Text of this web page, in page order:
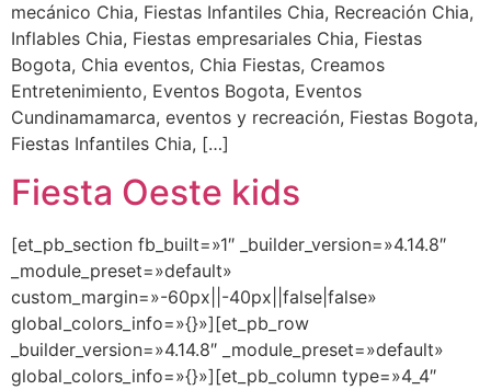
mecánico Chia, Fiestas Infantiles Chia, Recreación Chia,
Inflables Chia, Fiestas empresariales Chia, Fiestas
Bogota, Chia eventos, Chia Fiestas, Creamos
Entretenimiento, Eventos Bogota, Eventos
Cundinamamarca, eventos y recreación, Fiestas Bogota,
Fiestas Infantiles Chia, […]
Fiesta Oeste kids
[et_pb_section fb_built=»1″ _builder_version=»4.14.8″
_module_preset=»default»
custom_margin=»-60px||-40px||false|false»
global_colors_info=»{}»][et_pb_row
_builder_version=»4.14.8″ _module_preset=»default»
global_colors_info=»{}»][et_pb_column type=»4_4″